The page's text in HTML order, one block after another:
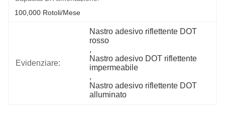
100,000 Rotoli/mese
Evidenziare:
Nastro adesivo riflettente DOT
rosso
,
Nastro adesivo DOT riflettente
impermeabile
,
Nastro adesivo riflettente DOT
alluminato